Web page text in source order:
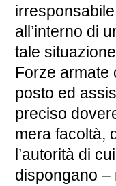
all’interno di
tale
Forze armate
posto ed
preciso
mera facoltà,
l’autorità di
dispongano –